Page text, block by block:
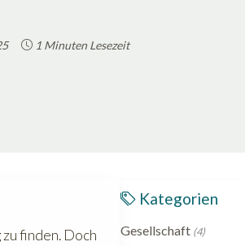
1 Minuten Lesezeit
finden. Doch
Kategorien
Gesellschaft (4)